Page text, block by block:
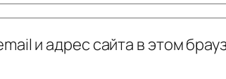
и адрес сайта в этом